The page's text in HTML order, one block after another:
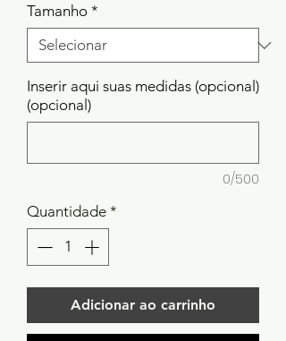
Tamanho *
Inserir aqui suas medidas (opcional)
(opcional)
0/500
Quantidade *
Adicionar ao carrinho